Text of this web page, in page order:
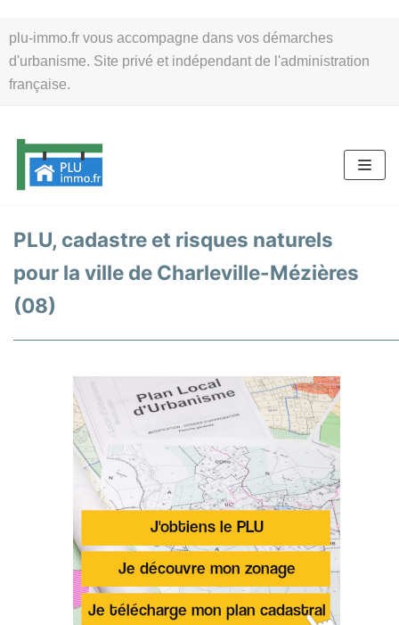
plu-immo.fr vous accompagne dans vos démarches
d'urbanisme. Site privé et indépendant de l'administration
française.
au
contenu
PLU, cadastre et risques naturels
pour la ville de Charleville-Mézières
(08)